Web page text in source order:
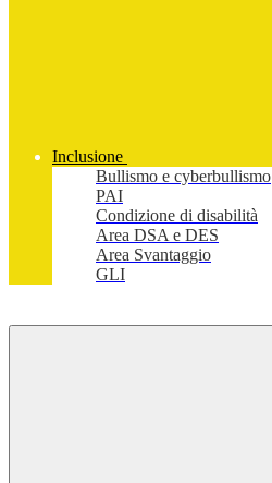
Inclusione
Bullismo e cyberbullismo
PAI
Condizione di disabilità
Area DSA e DES
Area Svantaggio
GLI